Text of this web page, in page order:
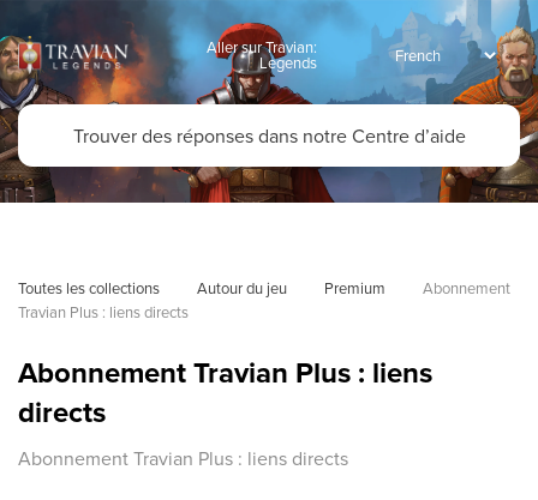
Aller sur Travian:
Legends
Toutes les collections Autour du jeu Premium
Abonnement
Travian Plus : liens directs
Abonnement Travian Plus : liens
directs
Abonnement Travian Plus : liens directs